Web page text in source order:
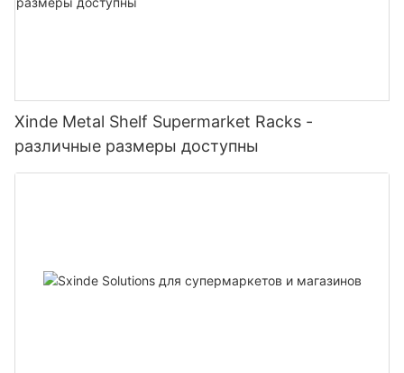
Xinde Metal Shelf Supermarket Racks -
различные размеры доступны